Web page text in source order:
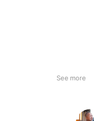
See more